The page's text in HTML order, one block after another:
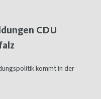
CDU
kommt in der